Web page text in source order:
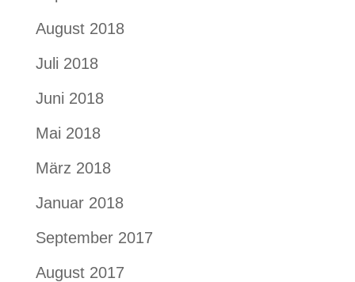
August 2018
Juli 2018
Juni 2018
Mai 2018
März 2018
Januar 2018
September 2017
August 2017